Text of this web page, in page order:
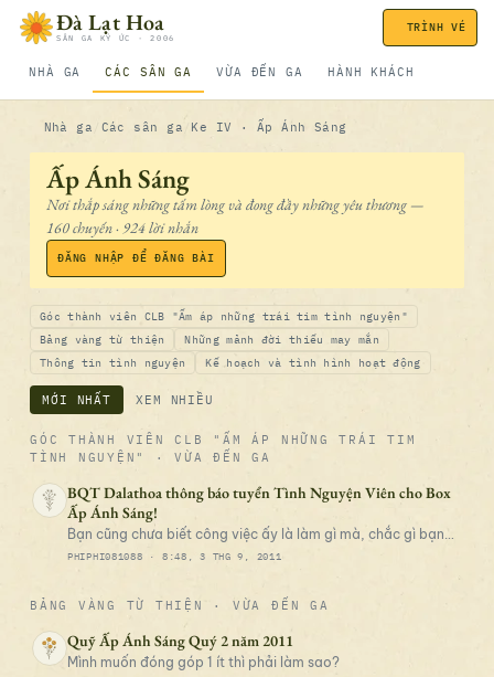
Bỏ qua nội dungĐà Lạt Hoa
SÂN GA KÝ ỨC · 2006
NHÀ GA CÁC SÂN GA VỪA ĐẾN GA HÀNH KHÁCH
TRÌNH VÉ
Nhà ga Các sân ga Ke IV · Ấp Ánh Sáng
Ấp Ánh Sáng
Nơi thắp sáng những tấm lòng và đong đầy những yêu thương —
160 chuyến · 924 lời nhắn
ĐĂNG NHẬP ĐỂ ĐĂNG BÀI
Góc thành viên CLB "Ấm áp những trái tim tình nguyện"
Bảng vàng từ thiện
Những mảnh đời thiếu may mắn
Thông tin tình nguyện
Kế hoạch và tình hình hoạt động
MỚI NHẤT XEM NHIỀU
GÓC THÀNH VIÊN CLB "ẤM ÁP NHỮNG TRÁI TIM
TÌNH NGUYỆN"
· VỪA ĐẾN GA
BQT Dalathoa thông báo tuyển Tình Nguyện Viên cho Box
Ấp Ánh Sáng!
Bạn cũng chưa biết công việc ấy là làm gì mà, chắc gì bạn
đã làm mà, vậy nên không làm thì đừng có nói nhé!
PHIPHI081088 · 8:48, 3 THG 9, 2011
BẢNG VÀNG TỪ THIỆN · VỪA ĐẾN GA
Quỹ Ấp Ánh Sáng Quý 2 năm 2011
Mình muốn đóng góp 1 ít thì phải làm sao?